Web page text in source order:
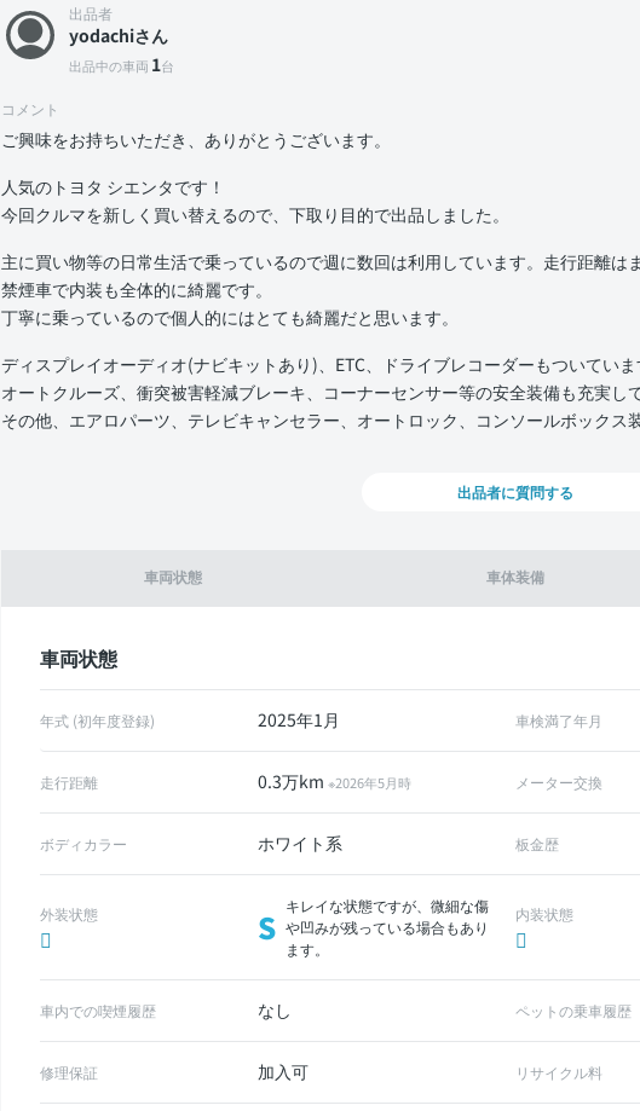
車両状態 車体装備
車両状態
年式 (初年度登録) 2025年1月 車検満了年月
走行距離 0.3万km ※2026年5月時 メーター交換
ボディカラー ホワイト系 板金歴
外装状態 S
キレイな状態ですが、微細な傷
や凹みが残っている場合もあり
ます。
内装状態
車内での喫煙履歴 なし ペットの乗車履歴
修理保証 加入可 リサイクル料
出品者
yodachiさん
出品中の車両 1台
コメント
ご興味をお持ちいただき、ありがとうございます。
人気のトヨタ シエンタです！
今回クルマを新しく買い替えるので、下取り目的で出品しました。
主に買い物等の日常生活で乗っているので週に数回は利用しています。走行距離は
禁煙車で内装も全体的に綺麗です。
丁寧に乗っているので個人的にはとても綺麗だと思います。
ディスプレイオーディオ(ナビキットあり)、ETC、ドライブレコーダーもついていま
オートクルーズ、衝突被害軽減ブレーキ、コーナーセンサー等の安全装備も充実して
その他、エアロパーツ、テレビキャンセラー、オートロック、コンソールボックス
出品者に質問する